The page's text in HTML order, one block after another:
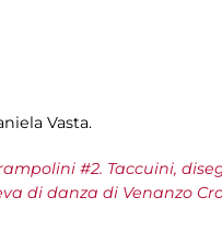
Vasta.
#2. Taccuini,
di danza di Venanzo